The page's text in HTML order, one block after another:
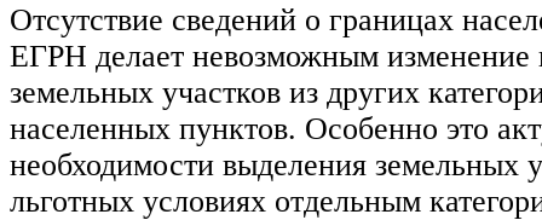
Отсутствие сведений о границах
ЕГРН делает невозможным изменение
земельных участков из других
населенных пунктов. Особенно это
необходимости выделения земельных
льготных условиях отдельным